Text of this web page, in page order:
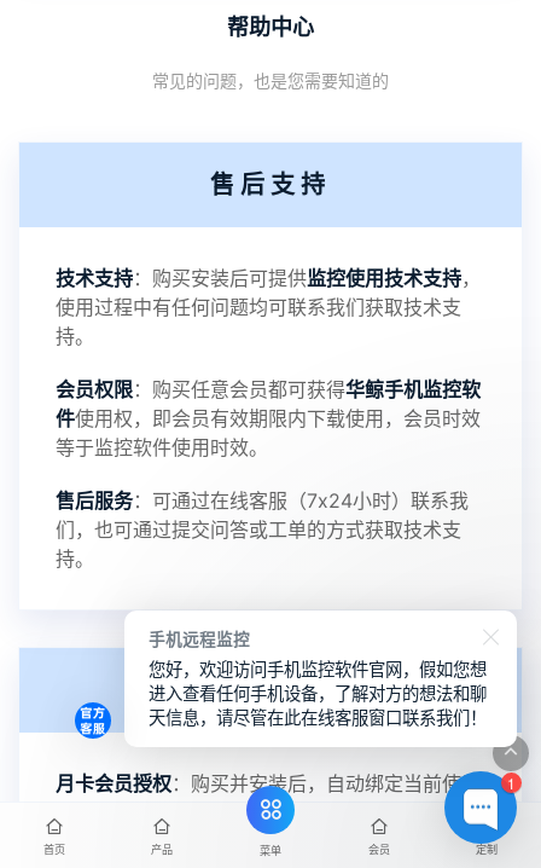
1：优化监控终端从当前监控界面切换其他被控端手
机设备响应慢问题
4：优化离线云储存服务器相册照片文件夹路径问题
5：优化关闭监控后离线设置云储存对方微信聊天记
录文件改为自定义文件名称
提示：
提示1：为避免异常风险情况，传输对方手机数据文
件至本地请先切换代理网络
提示2：新会员用户切忌使用触控模式，避免发生监
控被发现的情况
鲸监控存在的问题与所需的更多功能，华鲸手机监
帮助中心
常见的问题，也是您需要知道的
售后支持
技术支持：购买安装后可提供监控使用技术支持，
使用过程中有任何问题均可联系我们获取技术支
持。
会员权限：购买任意会员都可获得华鲸手机监控软
件使用权，即会员有效期限内下载使用，会员时效
等于监控软件使用时效。
售后服务：可通过在线客服（7x24小时）联系我
们，也可通过提交问答或工单的方式获取技术支
持。
会员授权
月卡会员授权：购买并安装后，自动绑定当前使用
设备，仅限绑定本人一台手机使用。支持不同手机
系统机型相互监控，包括华为、三星、苹果、安卓
首页 产品 菜单 会员 定制
1
手机远程监控
您好，欢迎访问手机监控软件官网，假如您想
进入查看任何手机设备，了解对方的想法和聊
天信息，请尽管在此在线客服窗口联系我们！